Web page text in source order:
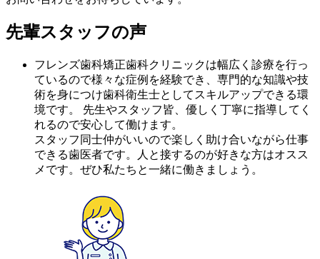
先輩スタッフの声
フレンズ歯科矯正歯科クリニックは幅広く診療を行っ
ているので様々な症例を経験でき、専門的な知識や技
術を身につけ歯科衛生士としてスキルアップできる環
境です。 先生やスタッフ皆、優しく丁寧に指導してく
れるので安心して働けます。
スタッフ同士仲がいいので楽しく助け合いながら仕事
できる歯医者です。人と接するのが好きな方はオスス
メです。ぜひ私たちと一緒に働きましょう。